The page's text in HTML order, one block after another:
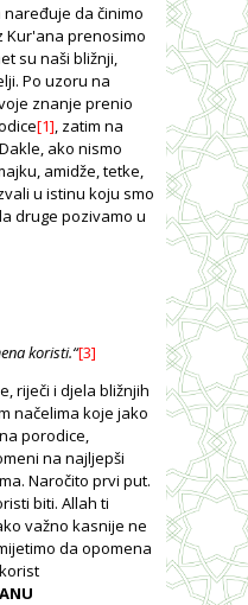
da činimo
Kur'ana prenosimo
su naši bližnji,
Po uzoru na
znanje prenio
[1], zatim na
Dakle, ako nismo
amidže, tetke,
u istinu koju smo
druge pozivamo u
koristi.“[3]
riječi i djela bližnjih
načelima koje jako
porodice,
na najljepši
Naročito prvi put.
biti. Allah ti
važno kasnije ne
da opomena